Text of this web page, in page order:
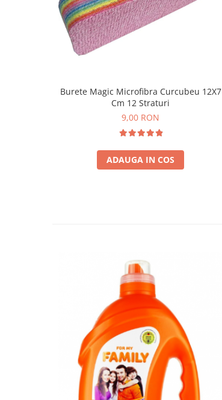
Burete Magic Microfibra Curcubeu 12X7
Cm 12 Straturi
9,00 RON
ADAUGA IN COS